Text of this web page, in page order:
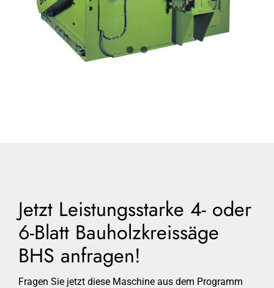
Jetzt Leistungsstarke 4- oder
6-Blatt Bauholzkreissäge
BHS anfragen!
Fragen Sie jetzt diese Maschine aus dem Programm